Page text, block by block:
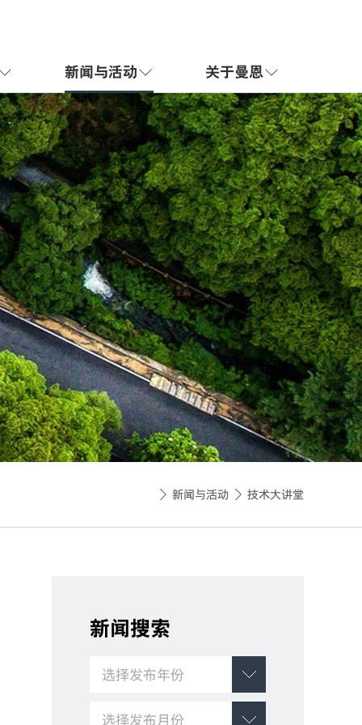
新闻与活动 关于曼恩
 新闻与活动  技术大讲堂
新闻搜索
选择发布年份
选择发布月份